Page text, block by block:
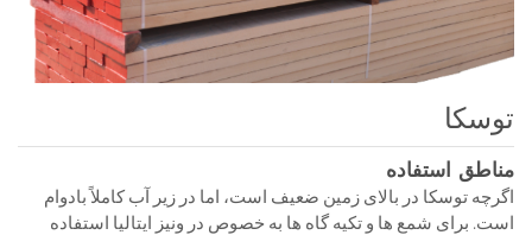
توسکا
مناطق استفاده
اگرچه توسکا در بالای زمین ضعیف است، اما در زیر آب کاملاً بادوام
است. برای شمع ها و تکیه گاه ها به خصوص در ونیز ایتالیا استفاده